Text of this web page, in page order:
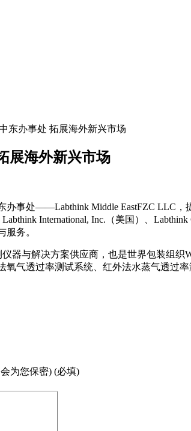
东办事处 拓展海外新兴市场
展海外新兴市场
办事处——Labthink Middle EastFZC LLC
International, Inc.（美国）、
务。
器与解决方案供应商，也是世界包装组
气透过率测试系统、红外法水蒸气透过
为您保密) (必填)